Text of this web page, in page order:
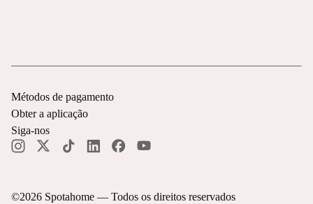
©2026 Spotahome — Todos os direitos reservados
Métodos de pagamento
Obter a aplicação
Siga-nos